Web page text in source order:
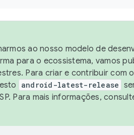
ao nosso modelo de
para o ecossistema, vamos
Para criar e contribuir com o
android-latest-release
Para mais informações,